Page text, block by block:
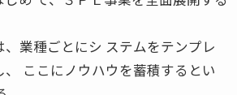
、業種ごとにシ ステムをテンプレ
ここにノウハウを蓄積するとい